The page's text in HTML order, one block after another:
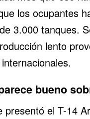
los ocupantes
3.000 tanques.
lento
bueno
presentó el T-14